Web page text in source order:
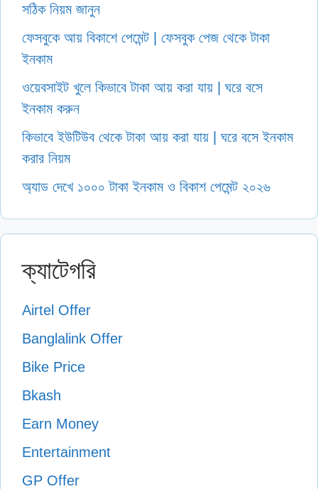
সঠিক নিয়ম জানুন
ফেসবুকে আয় বিকাশে পেমেন্ট | ফেসবুক পেজ থেকে টাকা
ইনকাম
ওয়েবসাইট খুলে কিভাবে টাকা আয় করা যায় | ঘরে বসে
ইনকাম করুন
কিভাবে ইউটিউব থেকে টাকা আয় করা যায় | ঘরে বসে ইনকাম
করার নিয়ম
অ্যাড দেখে ১০০০ টাকা ইনকাম ও বিকাশ পেমেন্ট ২০২৬
ক্যাটেগরি
Airtel Offer
Banglalink Offer
Bike Price
Bkash
Earn Money
Entertainment
GP Offer